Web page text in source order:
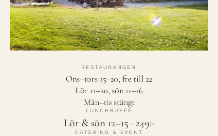
RESTAURANGEN
Ons–tors 15–20, fre till 22
Lör 11–20, sön 11–16
Mån–tis stängt
LUNCHBUFFÉ
Lör & sön 12–15 · 249:-
CATERING & EVENT